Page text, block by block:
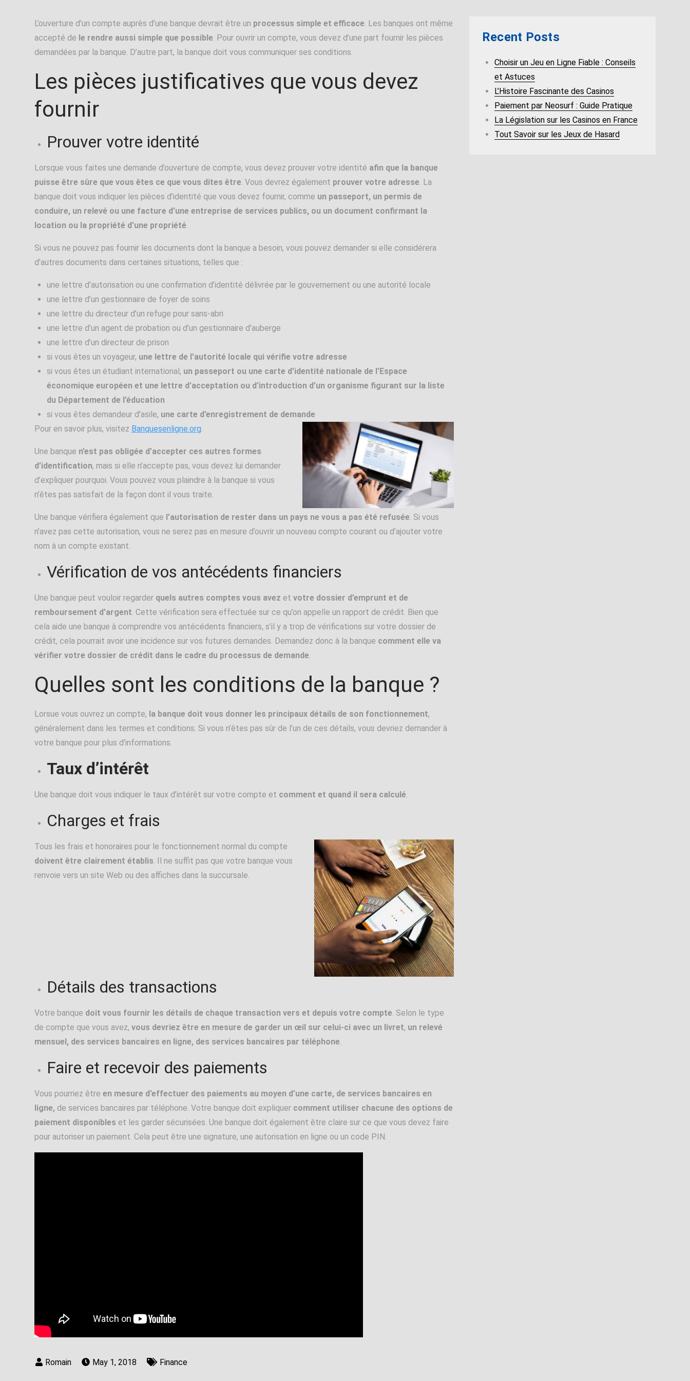
L’ouverture d’un compte auprès d’une banque devrait être un processus simple et efficace. Les banques ont même
accepté de le rendre aussi simple que possible. Pour ouvrir un compte, vous devez d’une part fournir les pièces
demandées par la banque. D’autre part, la banque doit vous communiquer ses conditions.
Les pièces justificatives que vous devez
fournir
Prouver votre identité
Lorsque vous faites une demande d’ouverture de compte, vous devez prouver votre identité afin que la banque
puisse être sûre que vous êtes ce que vous dites être. Vous devrez également prouver votre adresse. La
banque doit vous indiquer les pièces d’identité que vous devez fournir, comme un passeport, un permis de
conduire, un relevé ou une facture d’une entreprise de services publics, ou un document confirmant la
location ou la propriété d’une propriété.
Si vous ne pouvez pas fournir les documents dont la banque a besoin, vous pouvez demander si elle considérera
d’autres documents dans certaines situations, telles que :
une lettre d’autorisation ou une confirmation d’identité délivrée par le gouvernement ou une autorité locale
une lettre d’un gestionnaire de foyer de soins
une lettre du directeur d’un refuge pour sans-abri
une lettre d’un agent de probation ou d’un gestionnaire d’auberge
une lettre d’un directeur de prison
si vous êtes un voyageur, une lettre de l’autorité locale qui vérifie votre adresse
si vous êtes un étudiant international, un passeport ou une carte d’identité nationale de l’Espace
économique européen et une lettre d’acceptation ou d’introduction d’un organisme figurant sur la liste
du Département de l’éducation
si vous êtes demandeur d’asile, une carte d’enregistrement de demande
Pour en savoir plus, visitez Banquesenligne.org.
Une banque n’est pas obligée d’accepter ces autres formes
d’identification, mais si elle n’accepte pas, vous devez lui demander
d’expliquer pourquoi. Vous pouvez vous plaindre à la banque si vous
n’êtes pas satisfait de la façon dont il vous traite.
Une banque vérifiera également que l’autorisation de rester dans un pays ne vous a pas été refusée. Si vous
n’avez pas cette autorisation, vous ne serez pas en mesure d’ouvrir un nouveau compte courant ou d’ajouter votre
nom à un compte existant.
Vérification de vos antécédents financiers
Une banque peut vouloir regarder quels autres comptes vous avez etvotre dossier d’emprunt et de
remboursement d’argent. Cette vérification sera effectuée sur ce qu’on appelle un rapport de crédit. Bien que
cela aide une banque à comprendre vos antécédents financiers, s’il y a trop de vérifications sur votre dossier de
crédit, cela pourrait avoir une incidence sur vos futures demandes. Demandez donc à la banque comment elle va
vérifier votre dossier de crédit dans le cadre du processus de demande.
Quelles sont les conditions de la banque ?
Lorsue vous ouvrez un compte, la banque doit vous donner les principaux détails de son fonctionnement,
généralement dans les termes et conditions. Si vous n’êtes pas sûr de l’un de ces détails, vous devriez demander à
votre banque pour plus d’informations.
Taux d’intérêt
Une banque doit vous indiquer le taux d’intérêt sur votre compte et comment et quand il sera calculé.
Charges et frais
Tous les frais et honoraires pour le fonctionnement normal du compte
doivent être clairement établis. Il ne suffit pas que votre banque vous
renvoie vers un site Web ou des affiches dans la succursale.
Détails des transactions
Votre banque doit vous fournir les détails de chaque transaction vers et depuis votre compte. Selon le type
de compte que vous avez,vous devriez être en mesure de garder un œil sur celui-ci avec un livret, un relevé
mensuel, des services bancaires en ligne, des services bancaires par téléphone.
Faire et recevoir des paiements
Vous pourriez êtreen mesure d’effectuer des paiements au moyen d’une carte, de services bancaires en
ligne,de services bancaires par téléphone. Votre banque doit expliquer comment utiliser chacune des options de
paiement disponibles et les garder sécurisées. Une banque doit également être claire sur ce que vous devez faire
pour autoriser un paiement. Cela peut être une signature, une autorisation en ligne ou un code PIN.
May 1, 2018 Finance
Recent Posts
Choisir un Jeu en Ligne Fiable : Conseils
et Astuces
L’Histoire Fascinante des Casinos
Paiement par Neosurf : Guide Pratique
La Législation sur les Casinos en France
Tout Savoir sur les Jeux de Hasard